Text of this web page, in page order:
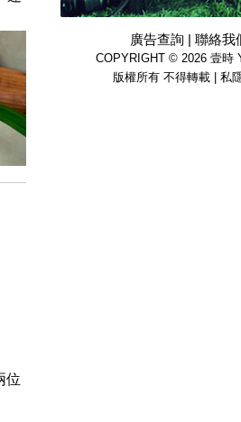
位
廣告查詢 | 聯絡我
COPYRIGHT © 2026 壹時
版權所有 不得轉載 | 私